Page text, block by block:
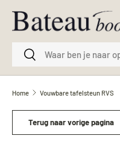
Ga naar inhoud
ZoekenZoeken
Home Vouwbare tafelsteun RVS
Terug naar vorige pagina